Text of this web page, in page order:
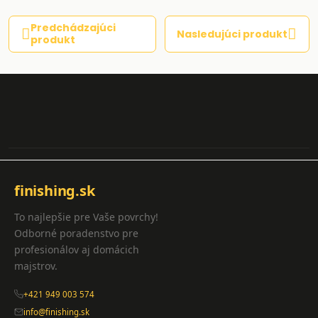
Predchádzajúci
produkt
Nasledujúci produkt
finishing.sk
To najlepšie pre Vaše povrchy!
Odborné poradenstvo pre
profesionálov aj domácich
majstrov.
+421 949 003 574
info@finishing.sk